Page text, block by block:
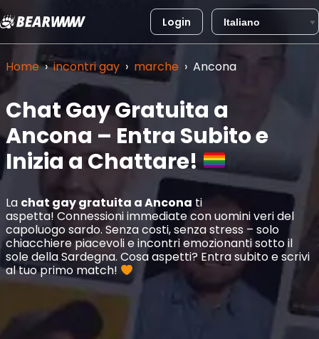
Vai
al
Login
Home › incontri gay › marche › Ancona
Chat Gay Gratuita a
Ancona – Entra Subito e
Inizia a Chattare!
La chat gay gratuita aAncona ti
aspetta! Connessioni immediate con uomini veri del
capoluogo sardo. Senza costi, senza stress – solo
chiacchiere piacevoli e incontri emozionanti sotto il
sole della Sardegna. Cosa aspetti? Entra subito e scrivi
al tuo primo match!